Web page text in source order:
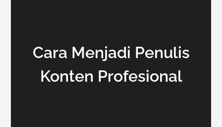
Cara Menjadi Penulis
Konten Profesional